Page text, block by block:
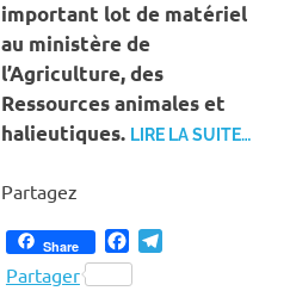
important lot de matériel
au ministère de
l’Agriculture, des
Ressources animales et
halieutiques. LIRE LA SUITE…
Partagez
Share Facebook
Partager